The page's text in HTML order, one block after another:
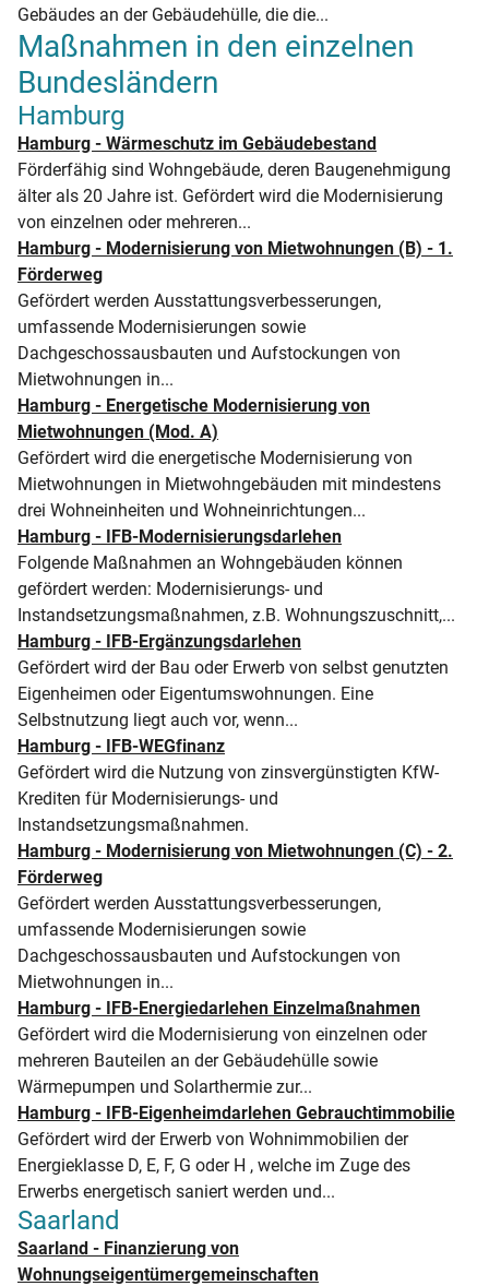
Gebäudes an der Gebäudehülle, die die...
Maßnahmen in den einzelnen
Bundesländern
Hamburg
Hamburg - Wärmeschutz im Gebäudebestand
Förderfähig sind Wohngebäude, deren Baugenehmigung
älter als 20 Jahre ist. Gefördert wird die Modernisierung
von einzelnen oder mehreren...
Hamburg - Modernisierung von Mietwohnungen (B) - 1.
Förderweg
Gefördert werden Ausstattungsverbesserungen,
umfassende Modernisierungen sowie
Dachgeschossausbauten und Aufstockungen von
Mietwohnungen in...
Hamburg - Energetische Modernisierung von
Mietwohnungen (Mod. A)
Gefördert wird die energetische Modernisierung von
Mietwohnungen in Mietwohngebäuden mit mindestens
drei Wohneinheiten und Wohneinrichtungen...
Hamburg - IFB-Modernisierungsdarlehen
Folgende Maßnahmen an Wohngebäuden können
gefördert werden: Modernisierungs- und
Instandsetzungsmaßnahmen, z.B. Wohnungszuschnitt,...
Hamburg - IFB-Ergänzungsdarlehen
Gefördert wird der Bau oder Erwerb von selbst genutzten
Eigenheimen oder Eigentumswohnungen. Eine
Selbstnutzung liegt auch vor, wenn...
Hamburg - IFB-WEGfinanz
Gefördert wird die Nutzung von zinsvergünstigten KfW-
Krediten für Modernisierungs- und
Instandsetzungsmaßnahmen.
Hamburg - Modernisierung von Mietwohnungen (C) - 2.
Förderweg
Gefördert werden Ausstattungsverbesserungen,
umfassende Modernisierungen sowie
Dachgeschossausbauten und Aufstockungen von
Mietwohnungen in...
Hamburg - IFB-Energiedarlehen Einzelmaßnahmen
Gefördert wird die Modernisierung von einzelnen oder
mehreren Bauteilen an der Gebäudehülle sowie
Wärmepumpen und Solarthermie zur...
Hamburg - IFB-Eigenheimdarlehen Gebrauchtimmobilie
Gefördert wird der Erwerb von Wohnimmobilien der
Energieklasse D, E, F, G oder H , welche im Zuge des
Erwerbs energetisch saniert werden und...
Saarland
Saarland - Finanzierung von
Wohnungseigentümergemeinschaften